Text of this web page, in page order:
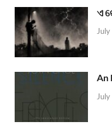
ଏ
An